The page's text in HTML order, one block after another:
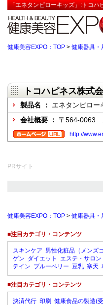
「エネタンピローキッズ」:トコハ
健康美容EXPO：TOP > 健康器具・
トコハピネス株式
製品名 ： エネタンピロー
会社概要 ： 〒564-0063
http://
PRサイト
健康美容EXPO：TOP > 健康器具・
■注目カテゴリ・コンテンツ
スキンケア 男性化粧品（メンズ
ゲン ダイエット エステ・サロン
テイン ブルーベリー 豆乳 寒天
■注目カテゴリ・コンテンツ
決済代行 印刷 健康食品の製造(